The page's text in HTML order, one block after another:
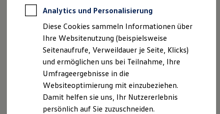
Professional Class bei Volkswagen
Behörden
Direktkunden
Sonderfahrzeuge
Anpfiff zum Gewinn
Elektromobilität
Elektroautos
ID. Tutorials
Elektrofahrzeugkonzepte
ID. EVERY1
Reichweite
, 1 von 2 , 2 von 2
Analytics und Personalisierung
Diese Cookies sammeln Informationen über
Ihre Websitenutzung (beispielsweise
Seitenaufrufe, Verweildauer je Seite, Klicks)
und ermöglichen uns bei Teilnahme, Ihre
Umfrageergebnisse in die
Websiteoptimierung mit einzubeziehen.
Damit helfen sie uns, Ihr Nutzererlebnis
persönlich auf Sie zuzuschneiden.